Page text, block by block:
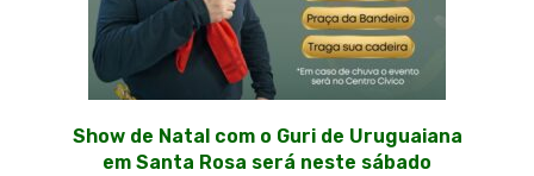
Show de Natal com o Guri de Uruguaiana
em Santa Rosa será neste sábado